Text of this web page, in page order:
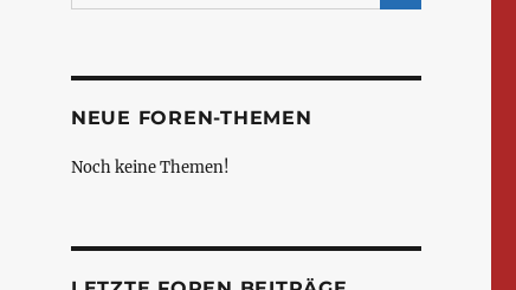
NEUE FOREN-THEMEN
Noch keine Themen!